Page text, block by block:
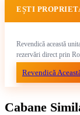
EȘTI
Revendică această
rezervări direct prin
Revendică
Cabane